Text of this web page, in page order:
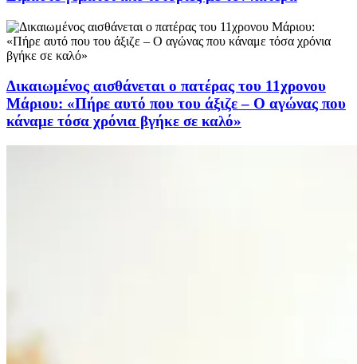
Δικαιωμένος αισθάνεται ο πατέρας του 11χρονου
Μάριου: «Πήρε αυτό που του άξιζε – Ο αγώνας που
κάναμε τόσα χρόνια βγήκε σε καλό»